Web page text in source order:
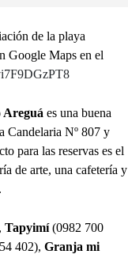
de la playa
Google Maps en el
Areguá es una buena
Candelaria Nº 807 y
para las reservas es el
de arte, una cafetería y
Tapyimí(0982 700
402), Granja mi